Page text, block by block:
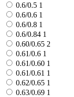
0.6/0.5 1
0.6/0.6 1
0.6/0.8 1
0.6/0.84 1
0.60/0.65 2
0.61/0.6 1
0.61/0.60 1
0.61/0.61 1
0.62/0.65 1
0.63/0.69 1